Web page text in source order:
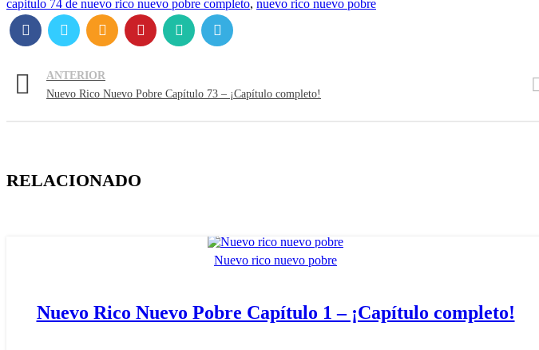
capitulo 74 de nuevo rico nuevo pobre completo, nuevo rico nuevo pobre
ANTERIOR
Nuevo Rico Nuevo Pobre Capítulo 73 – ¡Capítulo completo!
RELACIONADO
Nuevo rico nuevo pobre
Nuevo Rico Nuevo Pobre Capítulo 1 – ¡Capítulo completo!